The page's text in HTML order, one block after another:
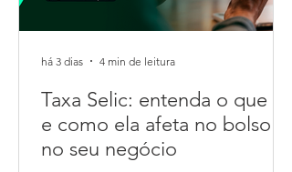
Taxa Selic: entenda o que é
e como ela afeta no bolso e
no seu negócio
há 3 dias 4 min de leitura